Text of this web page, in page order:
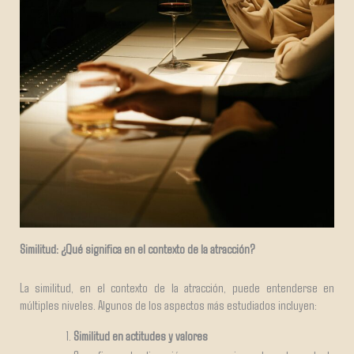
Similitud: ¿Qué significa en el contexto de la atracción?
La similitud, en el contexto de la atracción, puede entenderse en
múltiples niveles. Algunos de los aspectos más estudiados incluyen:
Similitud en actitudes y valores